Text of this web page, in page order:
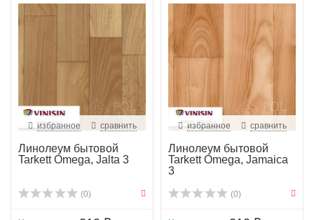
избранное сравнить
Линолеум бытовой
Tarkett Omega, Jalta 3
(0)
избранное сравнить
Линолеум бытовой
Tarkett Omega, Jamaica
3
(0)